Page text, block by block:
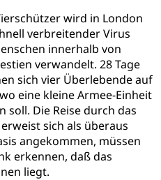
wird in London
verbreitender Virus
innerhalb von
verwandelt. 28 Tage
sich vier Überlebende auf
eine kleine Armee-Einheit
soll. Die Reise durch das
sich als überaus
angekommen, müssen
erkennen, daß das
liegt.